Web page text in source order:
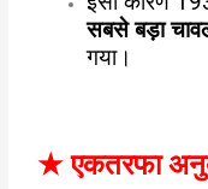
सबसे बड़ा
गया।
★ एकतरफा